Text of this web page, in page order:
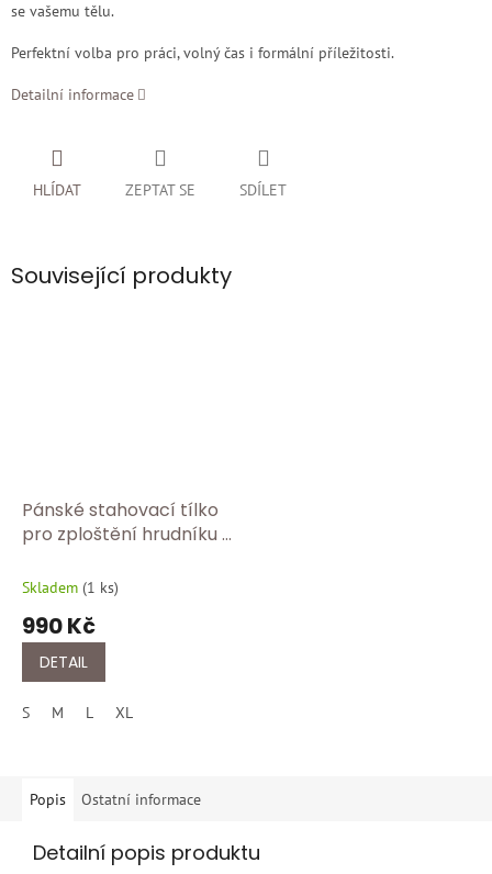
se vašemu tělu.
Perfektní volba pro práci, volný čas i formální příležitosti.
Detailní informace
ZEPTAT SE
HLÍDAT SDÍLET
Související produkty
Pánské stahovací tílko
pro zploštění hrudníku a
Made in Italy FC 418/bílá
Skladem (1 ks)
990 Kč
DETAIL
S M L XL
Popis Ostatní informace
Detailní popis produktu